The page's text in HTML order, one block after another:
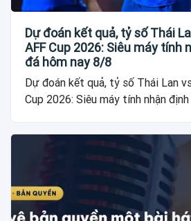
Dự đoán kết quả, tỷ số Thái
AFF Cup 2026: Siêu máy tính
đá hôm nay 8/8
Dự đoán kết quả, tỷ số Thái Lan
Cup 2026: Siêu máy tính nhận định